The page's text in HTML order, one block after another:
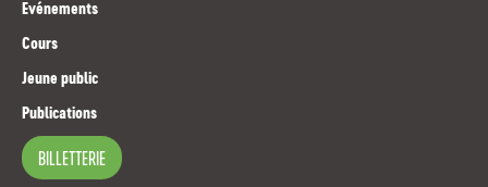
Evénements
Cours
Jeune public
Publications
BILLETTERIE